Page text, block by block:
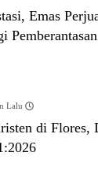
Emas
Lalu
di Flores,